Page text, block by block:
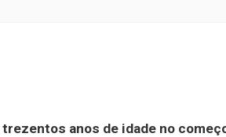
anos de idade no